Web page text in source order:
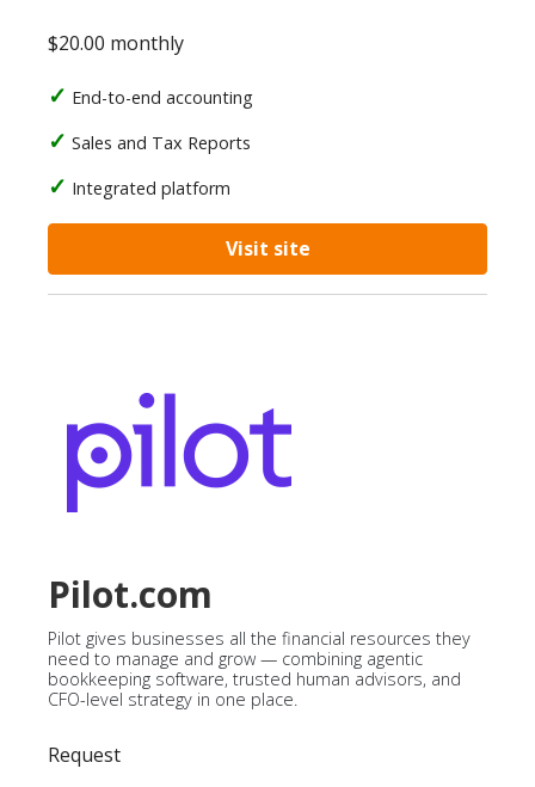
$20.00 monthly
End-to-end accounting
Sales and Tax Reports
Integrated platform
Visit site
Pilot.com
Pilot gives businesses all the financial resources they
need to manage and grow — combining agentic
bookkeeping software, trusted human advisors, and
CFO-level strategy in one place.
Request